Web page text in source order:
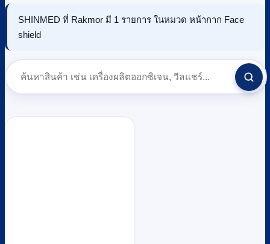
SHINMED ที่ Rakmor มี 1 รายการ ในหมวด หน้ากาก Face
shield